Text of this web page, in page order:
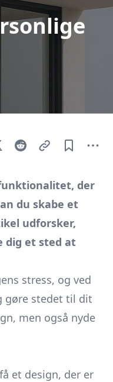
der
du skabe et
udforsker,
dig et sted at
stress, og ved
gøre stedet til dit
men også nyde
et design, der er